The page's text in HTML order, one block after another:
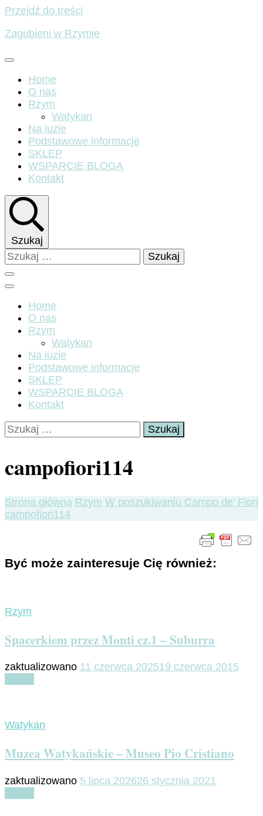
Przejdź do treści
Zagubieni w Rzymie
Home
O nas
Rzym
Watykan
Na luzie
Podstawowe informacje
SKLEP
WSPARCIE BLOGA
Kontakt
Szukaj
Szukaj:
Home
O nas
Rzym
Watykan
Na luzie
Podstawowe informacje
SKLEP
WSPARCIE BLOGA
Kontakt
Szukaj:
campofiori114
Strona główna Rzym W poszukiwaniu Campo de' Fiori
campofiori114
Być może zainteresuje Cię również:
Rzym
Spacerkiem przez Monti cz.1 – Suburra
zaktualizowano 11 czerwca 202519 czerwca 2015
Watykan
Muzea Watykańskie – Museo Pio Cristiano
zaktualizowano 5 lipca 202626 stycznia 2021